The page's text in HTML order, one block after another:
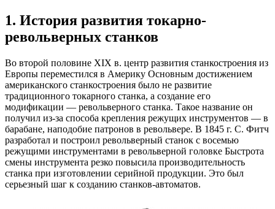
1. История развития токарно-
револьверных станков
Во второй половине XIX в. центр развития станкостроения из
Европы переместился в Америку Основным достижением
американского станкостроения было не развитие
традиционного токарного станка, а создание его
модификации — револьверного станка. Такое название он
получил из-за способа крепления режущих инструментов — в
барабане, наподобие патронов в револьвере. В 1845 г. С. Фитч
разработал и построил револьверный станок с восемью
режущими инструментами в револьверной головке Быстрота
смены инструмента резко повысила производительность
станка при изготовлении серийной продукции. Это был
серьезный шаг к созданию станков-автоматов.